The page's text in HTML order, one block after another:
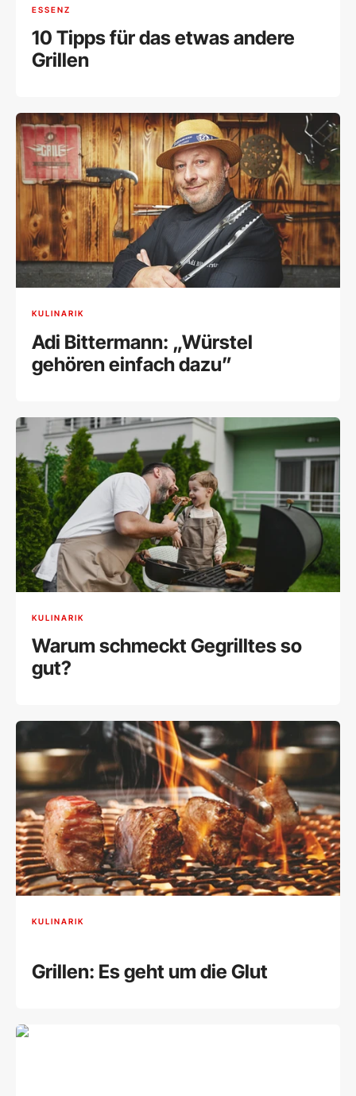
ESSENZ
10 Tipps für das etwas andere
Grillen
KULINARIK
Adi Bittermann: „Würstel
gehören einfach dazu”
KULINARIK
Warum schmeckt Gegrilltes so
gut?
KULINARIK
Grillen: Es geht um die Glut